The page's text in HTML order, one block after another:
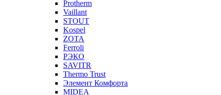
Protherm
Vaillant
STOUT
Kospel
ZOTA
Ferroli
РЭКО
SAVITR
Thermo Trust
Элемент Комфорта
MIDEA